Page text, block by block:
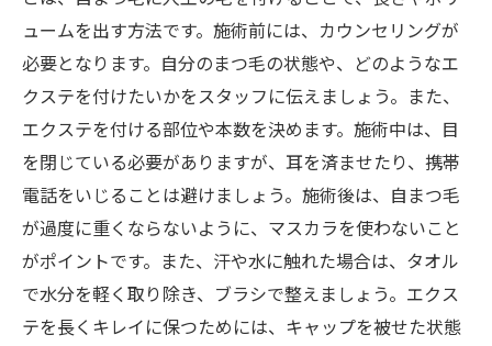
ュームを出す方法です。施術前には、カウンセリングが
必要となります。自分のまつ毛の状態や、どのようなエ
クステを付けたいかをスタッフに伝えましょう。また、
エクステを付ける部位や本数を決めます。施術中は、目
を閉じている必要がありますが、耳を済ませたり、携帯
電話をいじることは避けましょう。施術後は、自まつ毛
が過度に重くならないように、マスカラを使わないこと
がポイントです。また、汗や水に触れた場合は、タオル
で水分を軽く取り除き、ブラシで整えましょう。エクス
テを長くキレイに保つためには、キャップを被せた状態